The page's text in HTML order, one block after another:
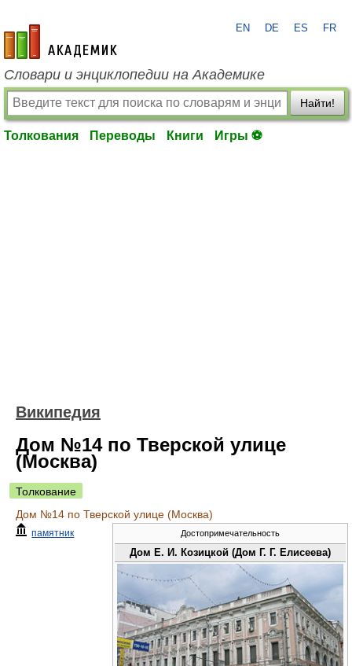
academic.ru
EN DE ES FR
Словари и энциклопедии на Академике
Найти!
Толкования Переводы Книги Игры ⚽
Википедия
Дом №14 по Тверской улице
(Москва)
Толкование
Дом №14 по Тверской улице (Москва)
Достопримечательность
Дом Е. И. Козицкой (Дом Г. Г. Елисеева)
памятник